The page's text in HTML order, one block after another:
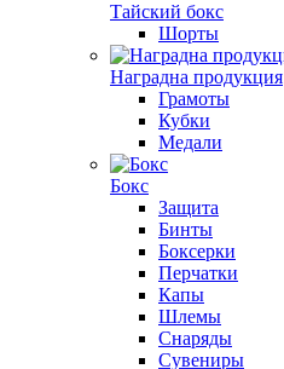
Тайский бокс
Шорты
Наградна продукция
Грамоты
Кубки
Медали
Бокс
Защита
Бинты
Боксерки
Перчатки
Капы
Шлемы
Снаряды
Сувениры